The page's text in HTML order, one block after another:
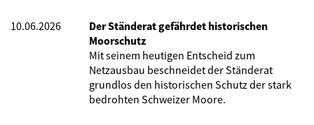
10.06.2026
Der Ständerat gefährdet historischen
Moorschutz
Mit seinem heutigen Entscheid zum
Netzausbau beschneidet der Ständerat
grundlos den historischen Schutz der stark
bedrohten Schweizer Moore.